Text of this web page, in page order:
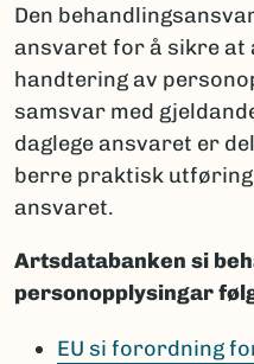
Den
ansvaret for å sikre at
handtering av
samsvar med
daglege ansvaret er
berre praktisk utføring
ansvaret.
Artsdatabanken si
personopplysingar
EU si forordning